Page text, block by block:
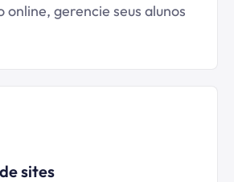
online, gerencie seus alunos
sites